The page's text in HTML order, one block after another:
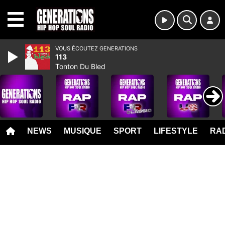
NEWS MUSIQUE SPORT LIFESTYLE
VOUS ÉCOUTEZ GENERATIONS
113
Tonton Du Bled